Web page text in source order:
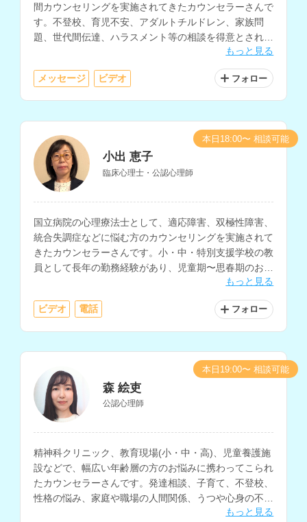
間カウンセリングを実施されてきたカウンセラーさんで
す。不登校、育児不安、アダルトチルドレン、家族問
題、世代間伝達、ハラスメント等の相談を得意とされて
もっと見る
メッセージ ビデオ フォロー
小出 恵子
臨床心理士・公認心理師
国立病院の心理療法士として、適応障害、双極性障害、
統合失調症などに悩む方のカウンセリングを実施されて
きたカウンセラーさんです。小・中・特別支援学校の教
員として長年の勤務経験があり、児童期〜思春期のお子
さんや保護者の方、発達障害についてのお悩みも相談し
もっと見る
ビデオ 電話 フォロー
本日18:00〜 相談可能
森 絵吏
公認心理師
精神科クリニック、教育現場(小・中・高)、児童養護施
設などで、幅広い年齢層の方のお悩みに携わってこられ
たカウンセラーさんです。発達相談、子育て、不登校、
性格の悩み、家庭や職場の人間関係、うつや心身の不
調、自己理解や生きにくさ等に関する相談を多く経験さ
もっと見る
本日19:00〜 相談可能